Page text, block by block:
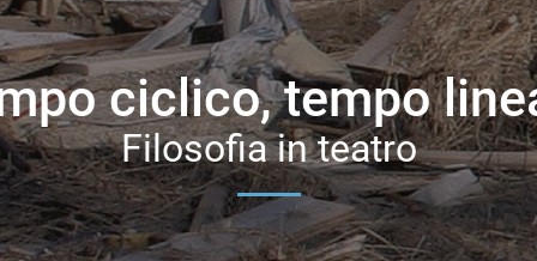
ciclico, tempo
Filosofia in teatro